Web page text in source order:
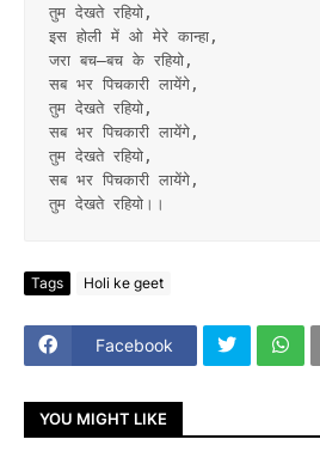
तुम देखते रहियो,
इस होली में ओ मेरे कान्हा,
जरा बच–बच के रहियो,
सब भर पिचकारी लायेंगे,
तुम देखते रहियो,
सब भर पिचकारी लायेंगे,
तुम देखते रहियो,
सब भर पिचकारी लायेंगे,
तुम देखते रहियो।।
Tags Holi ke geet
Facebook
YOU MIGHT LIKE